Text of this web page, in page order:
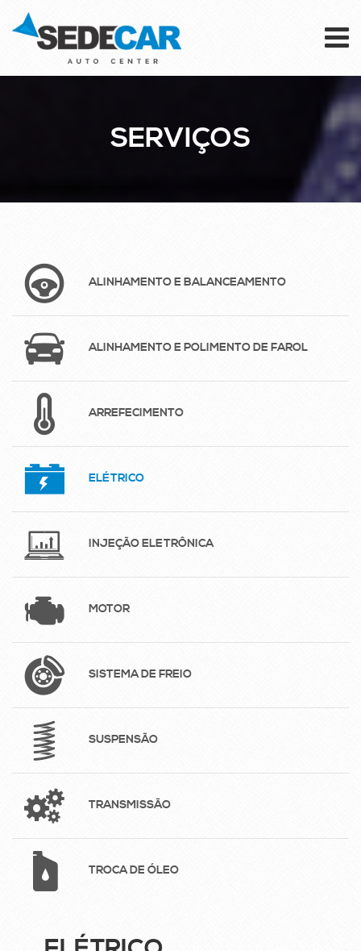
SERVIÇOS
ALINHAMENTO E BALANCEAMENTO
ALINHAMENTO E POLIMENTO DE FAROL
ARREFECIMENTO
ELÉTRICO
INJEÇÃO ELETRÔNICA
MOTOR
SISTEMA DE FREIO
SUSPENSÃO
TRANSMISSÃO
TROCA DE ÓLEO